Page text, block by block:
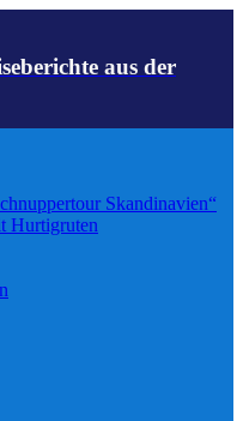
aus der
Skandinavien“
Hurtigruten